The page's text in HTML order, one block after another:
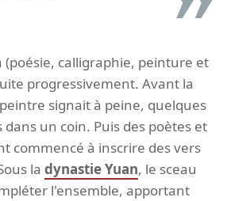
(poésie, calligraphie, peinture et
progressivement. Avant la
signait à peine, quelques
un coin. Puis des poètes et
commencé à inscrire des vers
la dynastie Yuan, le sceau
l'ensemble, apportant